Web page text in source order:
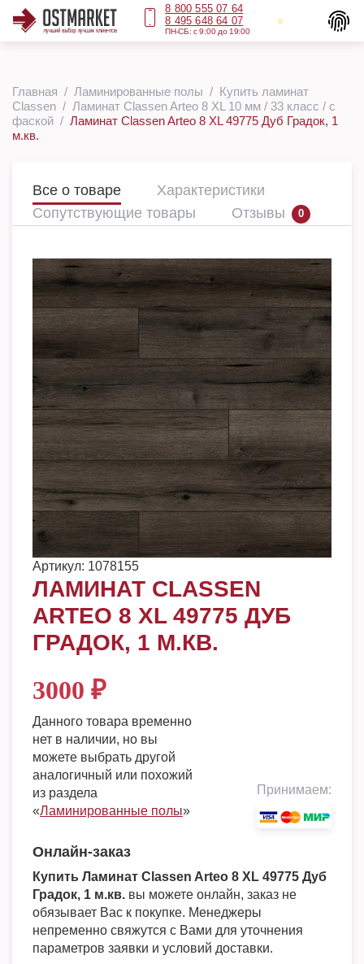
8 800 555 07 64
8 495 648 64 07
ПН-СБ: с 9:00 до 19:00
Главная Ламинированные полы
Купить ламинат
Classen
Ламинат Classen Arteo 8 XL 10 мм / 33 класс / с
фаской
Ламинат Classen Arteo 8 XL 49775 Дуб Градок, 1
м.кв.
Все о товаре
Характеристики
Сопутствующие товары
Отзывы 0
Артикул: 1078155
ЛАМИНАТ CLASSEN
ARTEO 8 XL 49775 ДУБ
ГРАДОК, 1 М.КВ.
3000 ₽
Данного товара временно
нет в наличии, но вы
можете выбрать другой
аналогичный или похожий
из раздела
«Ламинированные полы»
Принимаем:
Онлайн-заказ
Купить Ламинат Classen Arteo 8 XL 49775 Дуб
Градок, 1 м.кв. вы можете онлайн, заказ не
обязывает Вас к покупке. Менеджеры
непременно свяжутся с Вами для уточнения
параметров заявки и условий доставки.